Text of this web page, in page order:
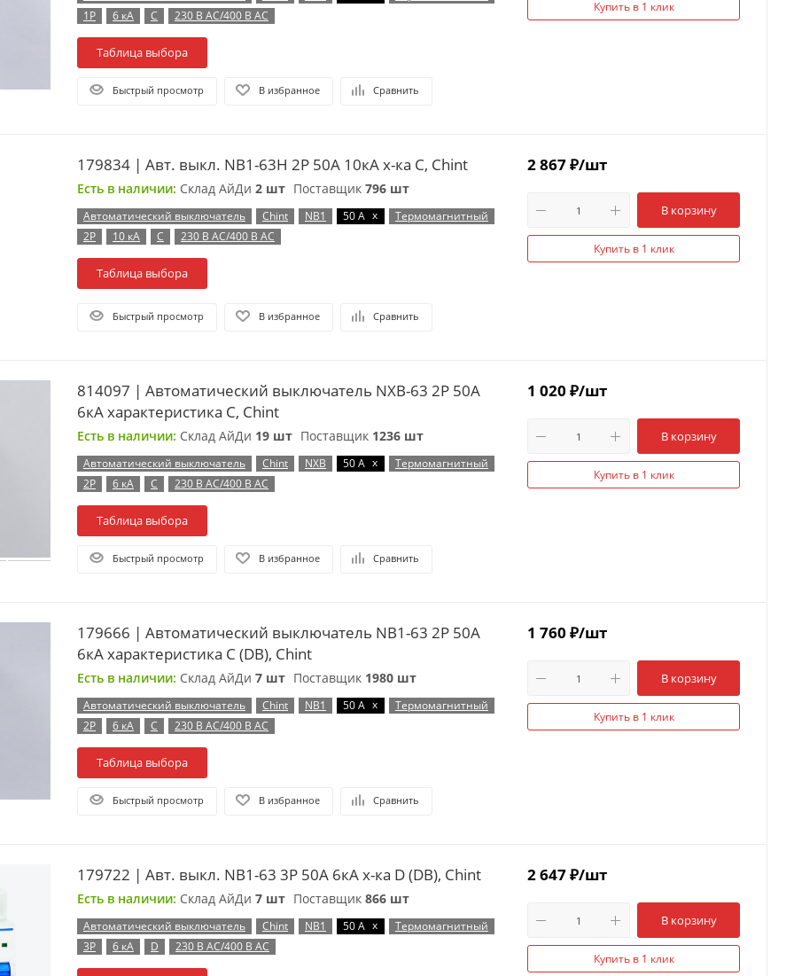
1P
6 кА C 230 В AC/400 В AC
Таблица выбора
Быстрый просмотр В избранное Сравнить
Купить в 1 клик
179834 | Авт. выкл. NB1-63H 2P 50А 10кА х-ка C, Chint
Есть в наличии: Склад АйДи 2 шт Поставщик 796 шт
Автоматический выключатель Chint NB1 50 А x
Термомагнитный
2P
10 кА C 230 В AC/400 В AC
Таблица выбора
Быстрый просмотр В избранное Сравнить
2 867₽/шт
В корзину
Купить в 1 клик
814097 | Автоматический выключатель NXB-63 2P 50А
6кА характеристика C, Chint
Есть в наличии: Склад АйДи 19 шт Поставщик 1236 шт
Автоматический выключатель Chint NXB 50 А x
Термомагнитный
2P
6 кА C 230 В AC/400 В AC
Таблица выбора
Быстрый просмотр В избранное Сравнить
1 020 ₽/шт
В корзину
Купить в 1 клик
179666 | Автоматический выключатель NB1-63 2P 50А
6кА характеристика C (DB), Chint
Есть в наличии: Склад АйДи 7 шт Поставщик 1980 шт
Автоматический выключатель Chint NB1 50 А x
Термомагнитный
2P
6 кА C 230 В AC/400 В AC
Таблица выбора
Быстрый просмотр В избранное Сравнить
1 760 ₽/шт
В корзину
Купить в 1 клик
179722 | Авт. выкл. NB1-63 3P 50А 6кА х-ка D (DB), Chint
Есть в наличии: Склад АйДи 7 шт Поставщик 866 шт
Автоматический выключатель Chint NB1 50 А x
Термомагнитный
3P
6 кА D 230 В AC/400 В AC
2 647₽/шт
В корзину
Купить в 1 клик